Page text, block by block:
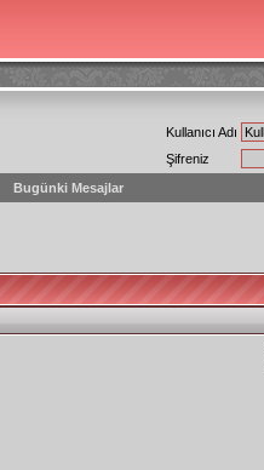
Kullanıcı Adı
Şifreniz
Bugünki Mesajlar